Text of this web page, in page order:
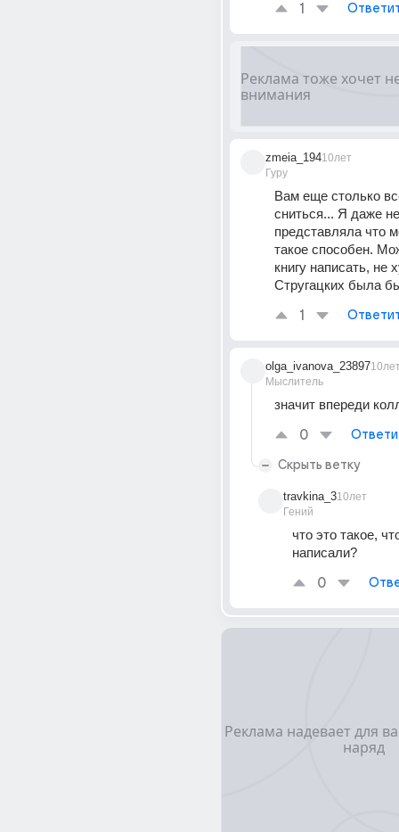
1
zmeia_194
Гуру
10лет
Вам еще столько
сниться... Я даже не
представляла что
такое способен.
книгу написать, не
Стругацких была
1
olga_ivanova_23897
Мыслитель
значит впереди
0
Скрыть ветку
travkina_3
Гений
10лет
что это такое,
написали?
0